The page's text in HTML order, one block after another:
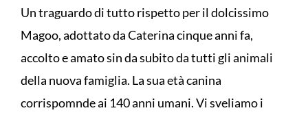
Un traguardo di tutto rispetto per il dolcissimo
Magoo, adottato da Caterina cinque anni fa,
accolto e amato sin da subito da tutti gli animali
della nuova famiglia. La sua età canina
corrispomnde ai 140 anni umani. Vi sveliamo i